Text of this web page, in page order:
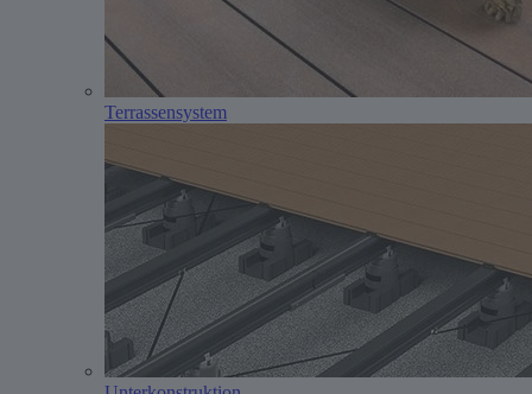
Terrassensystem